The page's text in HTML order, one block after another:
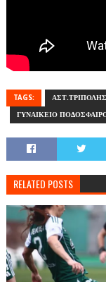
TAGS: ΑΣΤ.ΤΡΙΠΟΛΗΣ
ΓΥΝΑΙΚΕΙΟ
RELATED POSTS